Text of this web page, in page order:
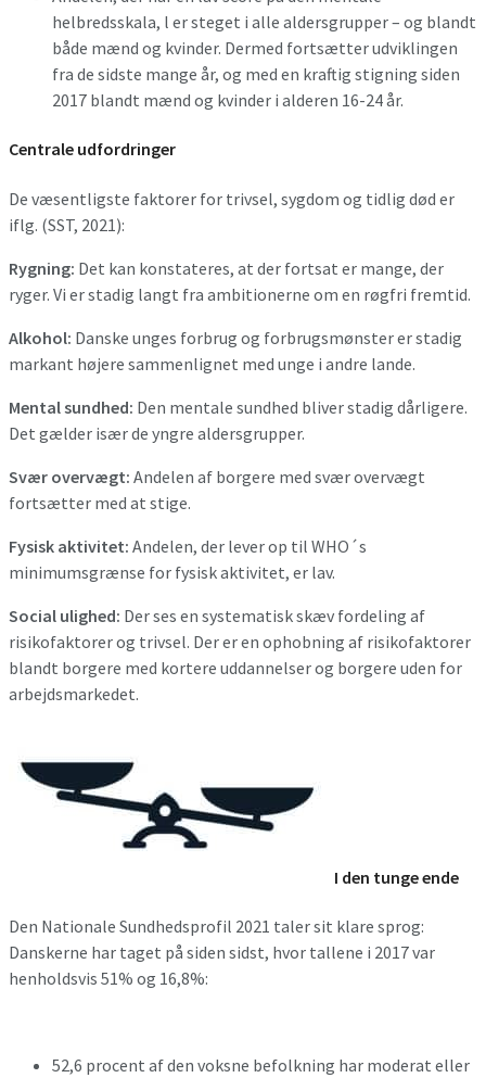
helbredsskala, l er steget i alle aldersgrupper – og blandt
både mænd og kvinder. Dermed fortsætter udviklingen
fra de sidste mange år, og med en kraftig stigning siden
2017 blandt mænd og kvinder i alderen 16-24 år.
Centrale udfordringer
De væsentligste faktorer for trivsel, sygdom og tidlig død er
iflg. (SST, 2021):
Rygning: Det kan konstateres, at der fortsat er mange, der
ryger. Vi er stadig langt fra ambitionerne om en røgfri fremtid.
Alkohol: Danske unges forbrug og forbrugsmønster er stadig
markant højere sammenlignet med unge i andre lande.
Mental sundhed: Den mentale sundhed bliver stadig dårligere.
Det gælder især de yngre aldersgrupper.
Svær overvægt: Andelen af borgere med svær overvægt
fortsætter med at stige.
Fysisk aktivitet: Andelen, der lever op til WHO´s
minimumsgrænse for fysisk aktivitet, er lav.
Social ulighed: Der ses en systematisk skæv fordeling af
risikofaktorer og trivsel. Der er en ophobning af risikofaktorer
blandt borgere med kortere uddannelser og borgere uden for
arbejdsmarkedet.
I den tunge ende
Den Nationale Sundhedsprofil 2021 taler sit klare sprog:
Danskerne har taget på siden sidst, hvor tallene i 2017 var
henholdsvis 51% og 16,8%:
52,6 procent af den voksne befolkning har moderat eller